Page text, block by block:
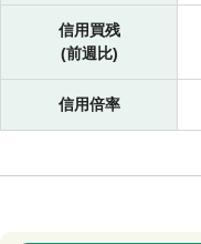
信用買残
(前週比)
信用倍率